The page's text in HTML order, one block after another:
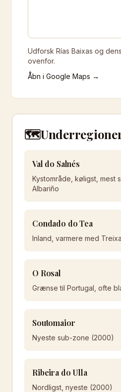
Udforsk Rías Baixas og
ovenfor.
Åbn i Google Maps →
🗺️
Val do Salnés
Kystområde, køligst, mest
Albariño
Condado do Tea
Inland, varmere med
O Rosal
Grænse til Portugal, ofte
Soutomaior
Nyeste sub-zone (2000)
Ribeira do Ulla
Nordligst, nyeste (2000)